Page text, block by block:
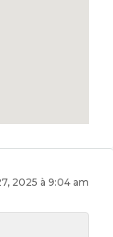
2025 à 9:04 am